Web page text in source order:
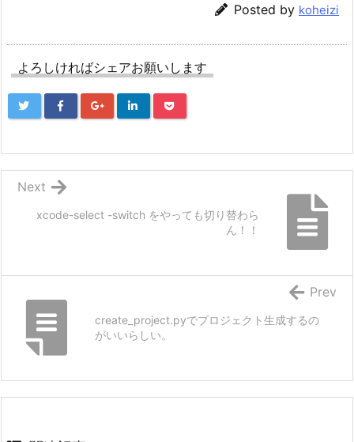
Posted by koheizi
よろしければシェアお願いします
xcode-select -switch をやっても切り替わら
ん！！
Next
create_project.pyでプロジェクト生成するの
がいいらしい。
Prev